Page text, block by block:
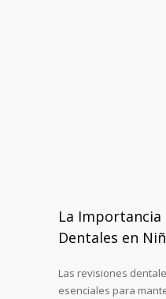
La Importancia
Dentales en
Las revisiones
esenciales para